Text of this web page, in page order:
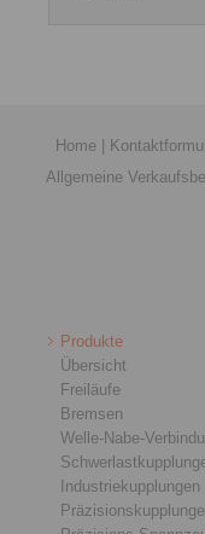
Home|
Allgemeine
Produkte
Übersicht
Freiläufe
Bremsen
Welle-Nabe-
Industriekupplungen